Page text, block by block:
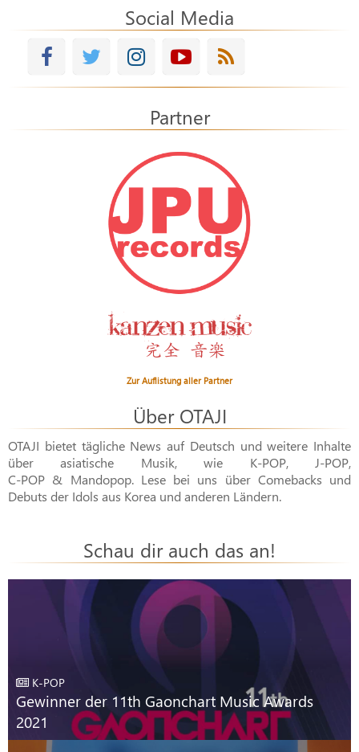
Social Media
Partner
Zur Auflistung aller Partner
Über OTAJI
OTAJI bietet tägliche News auf Deutsch und weitere Inhalte
über asiatische Musik, wie K-POP,J-POP,
C-POP & Mandopop. Lese bei uns über Comebacks und
Debuts der Idols aus Korea und anderen Ländern.
Schau dir auch das an!
K-POP
Gewinner der 11th Gaonchart Music Awards
2021